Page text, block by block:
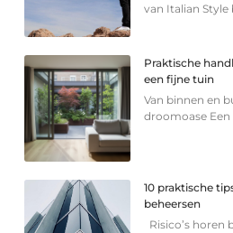
van Italian Style
Praktische
een fijne tuin
Van binnen en
droomoase
10 praktische
beheersen
Risico’s horen